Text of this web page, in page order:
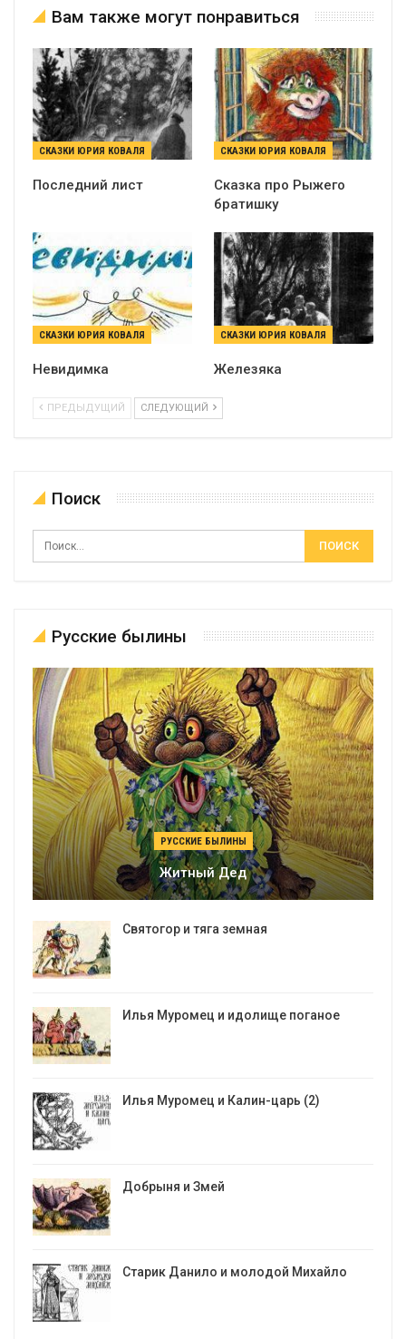
Вам также могут понравиться
СКАЗКИ ЮРИЯ КОВАЛЯ
Последний лист
СКАЗКИ ЮРИЯ КОВАЛЯ
Сказка про Рыжего
братишку
СКАЗКИ ЮРИЯ КОВАЛЯ
Невидимка
СКАЗКИ ЮРИЯ КОВАЛЯ
Железяка
ПРЕДЫДУЩИЙ СЛЕДУЮЩИЙ
Поиск
Русские былины
РУССКИЕ БЫЛИНЫ
Житный Дед
Святогор и тяга земная
Илья Муромец и идолище поганое
Илья Муромец и Калин-царь (2)
Добрыня и Змей
Старик Данило и молодой Михайло